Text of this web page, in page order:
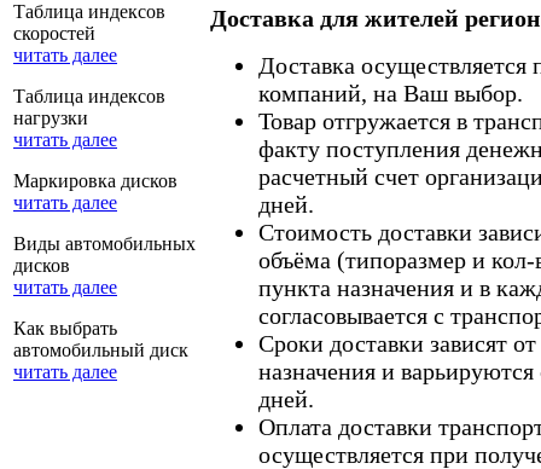
Таблица индексов
скоростей
читать далее
Таблица индексов
нагрузки
читать далее
Маркировка дисков
читать далее
Виды автомобильных
дисков
читать далее
Как выбрать
автомобильный диск
читать далее
Доставка для жителей
Доставка
компаний, на Ваш выбор.
Товар отгружается в
факту поступления
расчетный счет
дней.
Стоимость доставки
объёма (типоразмер и кол-
пункта назначения и в
согласовывается с
Сроки доставки зависят
назначения и
дней.
Оплата доставки
осуществляется при